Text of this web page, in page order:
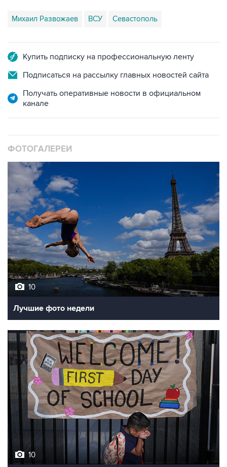
Михаил Развожаев ВСУ Севастополь
Купить подписку на профессиональную ленту
Подписаться на рассылку главных новостей сайта
Получать оперативные новости в официальном
канале
ФОТОГАЛЕРЕИ
10
Лучшие фото недели
10